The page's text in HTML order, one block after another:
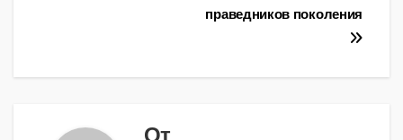
праведников поколения